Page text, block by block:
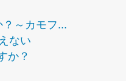
～カモフ...
ない
か？